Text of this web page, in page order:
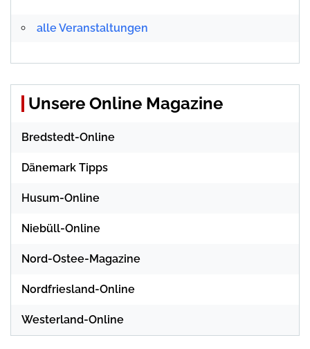
alle Veranstaltungen
Unsere Online Magazine
Bredstedt-Online
Dänemark Tipps
Husum-Online
Niebüll-Online
Nord-Ostee-Magazine
Nordfriesland-Online
Westerland-Online